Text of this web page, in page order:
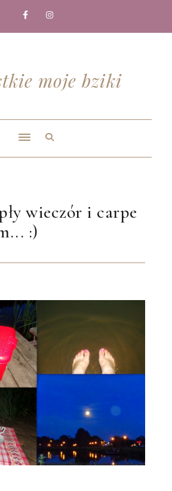
moje bziki
wieczór i carpe
:)